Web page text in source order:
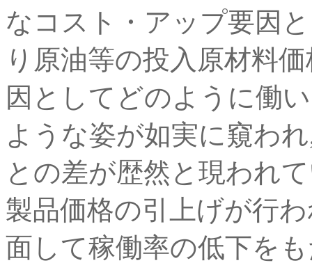
なコスト・アップ要因
り原油等の投入原材料
因としてどのように働
ような姿が如実に窺わ
との差が歴然と現われ
製品価格の引上げが行
面して稼働率の低下を